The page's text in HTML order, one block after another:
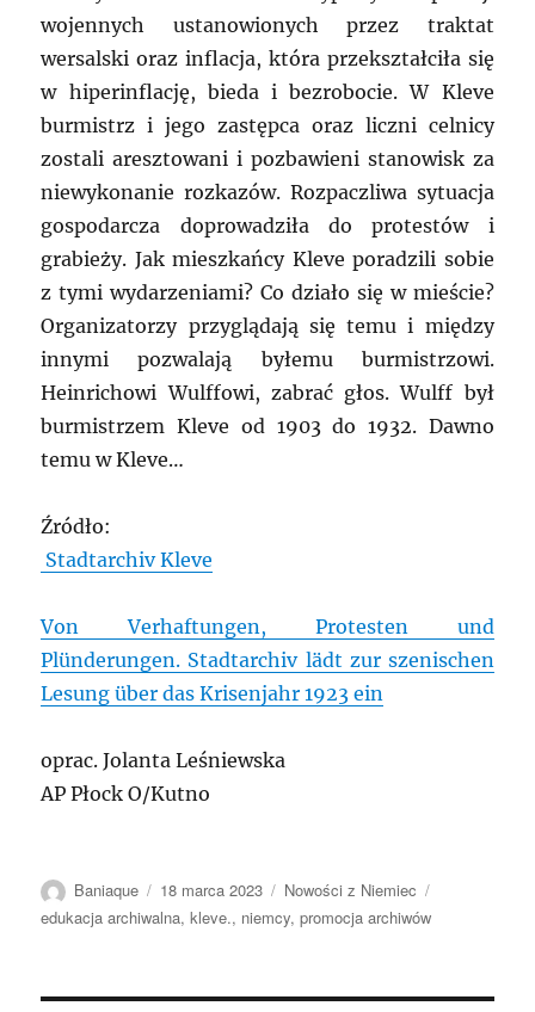
wojennych ustanowionych przez traktat
wersalski oraz inflacja, która przekształciła się
w hiperinflację, bieda i bezrobocie. W Kleve
burmistrz i jego zastępca oraz liczni celnicy
zostali aresztowani i pozbawieni stanowisk za
niewykonanie rozkazów. Rozpaczliwa sytuacja
gospodarcza doprowadziła do protestów i
grabieży. Jak mieszkańcy Kleve poradzili sobie
z tymi wydarzeniami? Co działo się w mieście?
Organizatorzy przyglądają się temu i między
innymi pozwalają byłemu burmistrzowi.
Heinrichowi Wulffowi, zabrać głos. Wulff był
burmistrzem Kleve od 1903 do 1932. Dawno
temu w Kleve…
Źródło:
Stadtarchiv Kleve
Von Verhaftungen, Protesten und
Plünderungen. Stadtarchiv lädt zur szenischen
Lesung über das Krisenjahr 1923 ein
oprac. Jolanta Leśniewska
AP Płock O/Kutno
Autor
Baniaque
Data
publikacji
18 marca 2023 Kategorie
Nowości z Niemiec
edukacja archiwalna,kleve., niemcy,promocja archiwów